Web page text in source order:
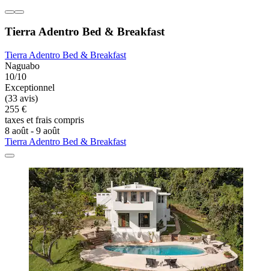
Tierra Adentro Bed & Breakfast
Tierra Adentro Bed & Breakfast
Naguabo
10/10
Exceptionnel
(33 avis)
255 €
taxes et frais compris
8 août - 9 août
Tierra Adentro Bed & Breakfast